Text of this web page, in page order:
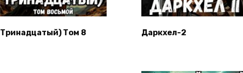
Тринадцатый) Том 8 Даркхел-2